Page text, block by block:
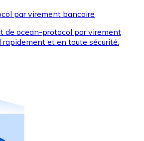
Visa et Mastercard pour acheter
cadeaux de vos marques
de cartes-cadeaux
par virement bancaire
de ocean-protocol par virement
et en toute sécurité.